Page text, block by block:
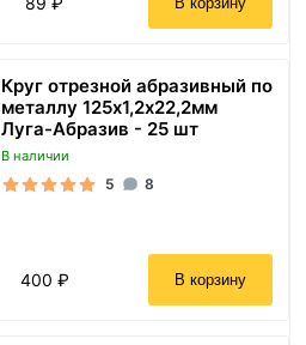
Круг отрезной абразивный по
металлу 125х1,2х22,2мм
Луга-Абразив - 25 шт
В наличии
5 8
400 ₽ В корзину